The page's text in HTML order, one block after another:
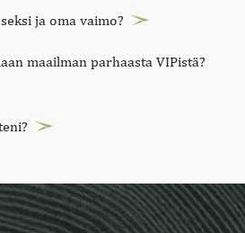
ja oma vaimo?
maailman parhaasta VIPistä?